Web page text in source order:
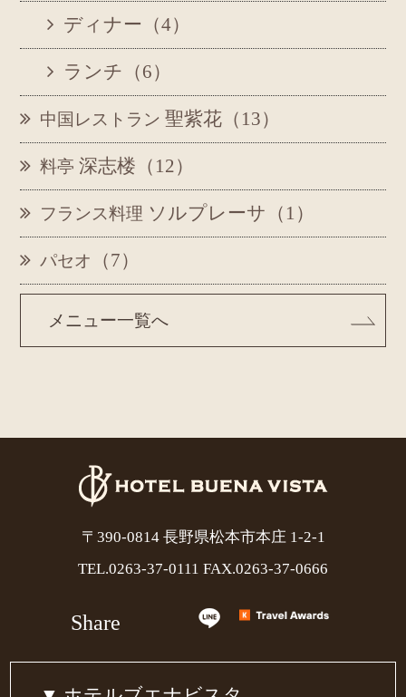
ディナー（4）
ランチ（6）
中国レストラン 聖紫花（13）
料亭 深志楼（12）
フランス料理 ソルプレーサ（1）
パセオ （7）
メニュー一覧へ
〒390-0814 長野県松本市本庄 1-2-1
TEL.0263-37-0111 FAX.0263-37-0666
Share